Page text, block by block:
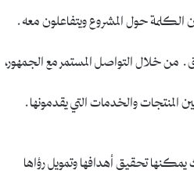
حول المشروع ويتفاعلون معه.
من خلال التواصل المستمر مع الجمهور،
والخدمات التي يقدمونها.
يمكنها تحقيق أهدافها وتمويل رؤاها